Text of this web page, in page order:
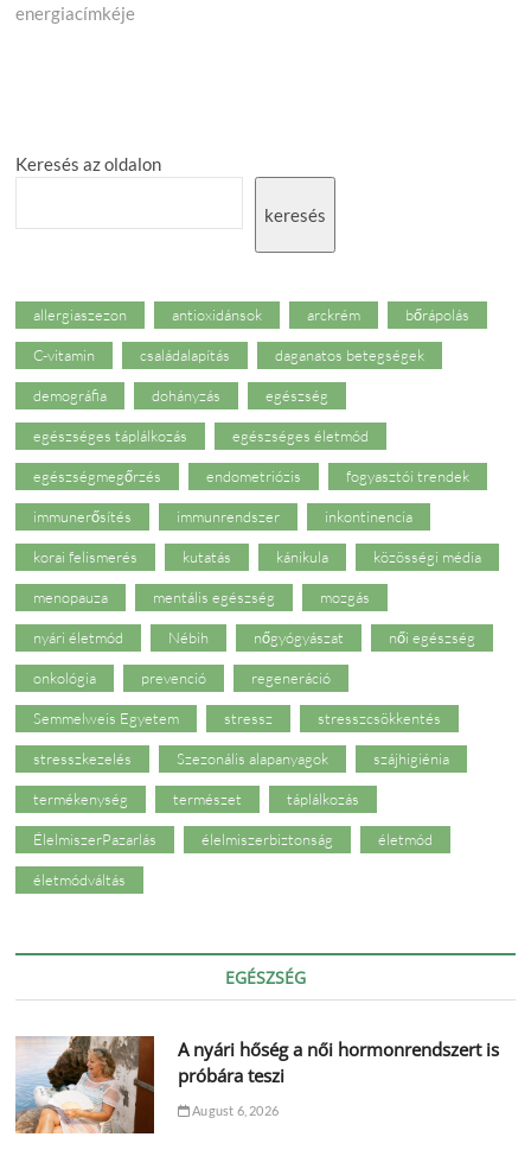
energiacímkéje
Keresés az oldalon
keresés
allergiaszezon antioxidánsok arckrém bőrápolás
C-vitamin családalapítás daganatos betegségek
demográfia dohányzás egészség
egészséges táplálkozás egészséges életmód
egészségmegőrzés endometriózis fogyasztói trendek
immunerősítés immunrendszer inkontinencia
korai felismerés kutatás kánikula közösségi média
menopauza mentális egészség mozgás
nyári életmód Nébih nőgyógyászat női egészség
onkológia prevenció regeneráció
Semmelweis Egyetem stressz stresszcsökkentés
stresszkezelés Szezonális alapanyagok szájhigiénia
termékenység természet táplálkozás
ÉlelmiszerPazarlás élelmiszerbiztonság életmód
életmódváltás
EGÉSZSÉG
A nyári hőség a női hormonrendszert is
próbára teszi
August 6, 2026